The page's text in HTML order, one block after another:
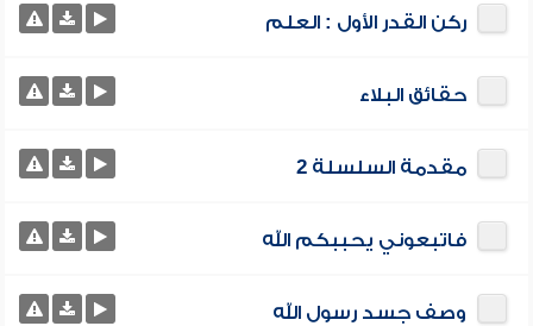
ركن القدر الأول : العلم
حقائق البلاء
مقدمة السلسلة 2
فاتبعوني يحببكم الله
وصف جسد رسول الله